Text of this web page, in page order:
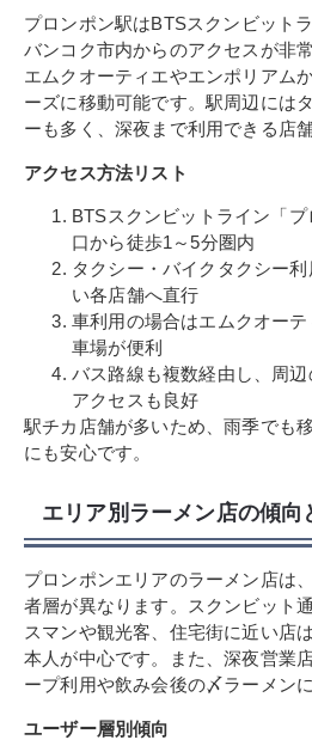
プロンポン駅はBTSスクンビット
バンコク市内からのアクセスが非
エムクオーティエやエンポリアム
ーズに移動可能です。駅周辺には
ーも多く、深夜まで利用できる店
アクセス方法リスト
BTSスクンビットライン「
口から徒歩1～5分圏内
タクシー・バイクタクシー
い各店舗へ直行
車利用の場合はエムクオー
車場が便利
バス路線も複数経由し、周
アクセスも良好
駅チカ店舗が多いため、雨季でも
にも安心です。
エリア別ラーメン店の傾向
プロンポンエリアのラーメン店は
者層が異なります。スクンビット
スマンや観光客、住宅街に近い店
本人が中心です。また、深夜営業
ープ利用や飲み会後の〆ラーメン
ユーザー層別傾向